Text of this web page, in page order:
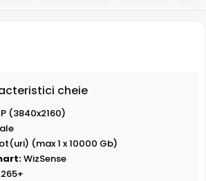
cheie
(3840x2160)
(max 1 x 10000 Gb)
WizSense